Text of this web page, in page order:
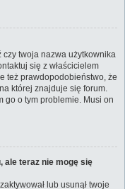
czy twoja nazwa użytkownika
się z właścicielem
też prawdopodobieństwo, że
której znajduje się forum.
go o tym problemie. Musi on
ale teraz nie mogę się
lub usunął twoje